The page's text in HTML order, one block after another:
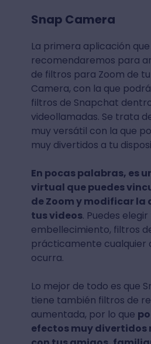
Snap Camera
La primera aplicación
recomendaremos para
de filtros para Zoom de
Camera, con la que
filtros de Snapchat
videollamadas. Se trata
muy versátil con la que
muy divertidos a tu
En pocas palabras, es
virtual que puedes
de Zoom y modificar la
tus videos. Puedes
embellecimiento, filtros
prácticamente cualquier
ocurra.
Lo mejor de todo es que
tiene también filtros de
aumentada, por lo que
efectos muy divertidos